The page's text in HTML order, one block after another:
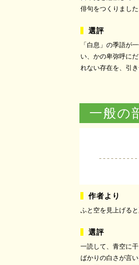
俳句をつくりました
「白息」の季語が
い、かの卑弥呼に
れない存在を、引
一般の
ふと空を見上げる
一読して、青空に
ばかりの白さが言